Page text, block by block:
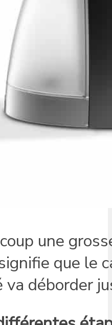
une
que le
déborder